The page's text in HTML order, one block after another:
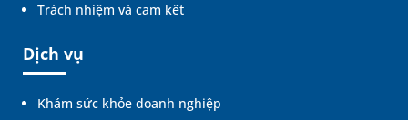
Trách nhiệm và cam kết
Dịch vụ
Khám sức khỏe doanh nghiệp